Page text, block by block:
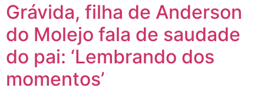
Grávida, filha de Anderson
do Molejo fala de saudade
do pai: ‘Lembrando dos
momentos’